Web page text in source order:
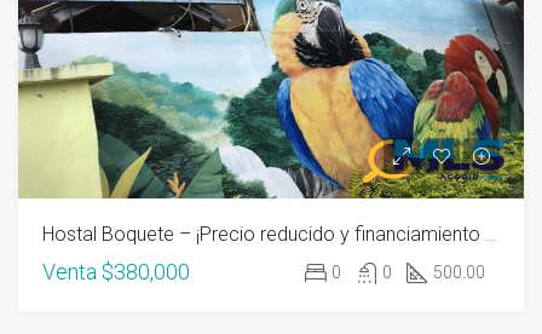
Hostal Boquete – ¡Precio reducido y financiamiento disponible!
Venta $380,000 0 0 500.00